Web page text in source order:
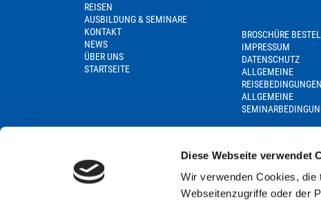
Diese Webseite verwendet
Wir verwenden Cookies,
Webseitenzugriffe oder der
REISEN
AUSBILDUNG & SEMINARE
KONTAKT
NEWS
ÜBER UNS
STARTSEITE
BROSCHÜRE
IMPRESSUM
DATENSCHUTZ
ALLGEMEINE
REISEBEDINGUNGEN
ALLGEMEINE